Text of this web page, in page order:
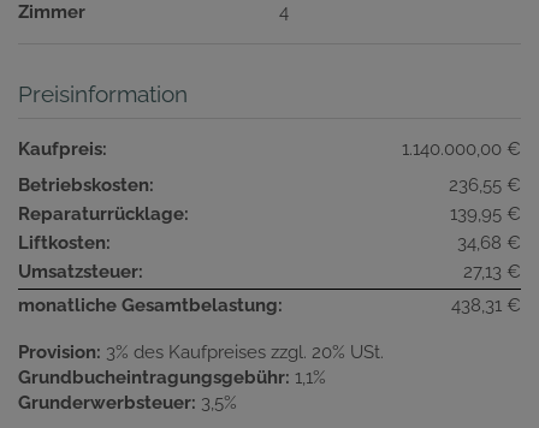
Zimmer 4
Preisinformation
Kaufpreis:
1.140.000,00 €
Betriebskosten:
236,55 €
Reparaturrücklage:
139,95 €
Liftkosten:
34,68 €
Umsatzsteuer:
27,13 €
monatliche Gesamtbelastung:
438,31 €
Provision: 3% des Kaufpreises zzgl. 20% USt.
Grundbucheintragungsgebühr: 1,1%
Grunderwerbsteuer: 3,5%